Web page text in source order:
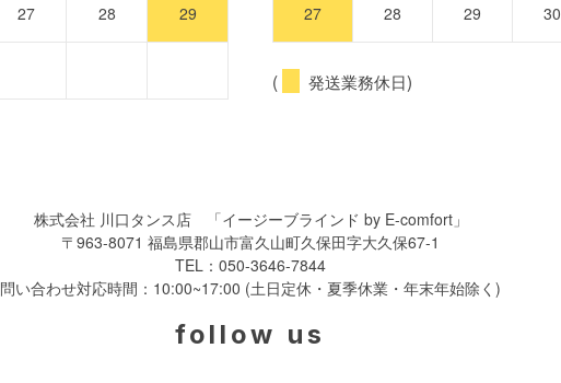
27 28 29 27 28 29 30
( 発送業務休日)
株式会社 川口タンス店
「イージーブラインド by E-comfort」
〒963-8071 福島県郡山市富久山町久保田字大久保67-1
TEL： 050-3646-7844
問い合わせ対応時間：10:00~17:00 (土日定休・夏季休業・年末年始除く)
follow us